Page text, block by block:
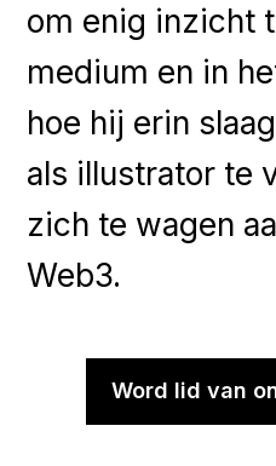
om enig inzicht
medium en in
hoe hij erin
als illustrator te
zich te wagen
Web3.
Word lid van